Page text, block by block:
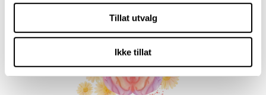
Tillat utvalg
Ikke tillat